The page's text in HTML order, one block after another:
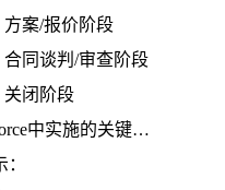
方案/报价阶段
合同谈判/审查阶段
关闭阶段
在Salesforce中实施的关键点：